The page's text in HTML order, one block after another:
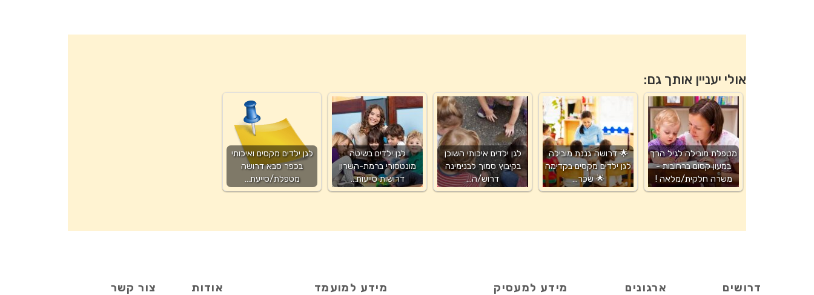
אולי יעניין אותך גם:
לגן ילדים מקסים ואיכותי
בכפר סבא דרושה
מטפלת/סייעת…
לגן ילדים בשיטה
מונטסורי ברמת-השרון
דרושות סייעות…
לגן ילדים איכותי השוכן
בקיבוץ סמוך לבנימינה
דרוש/ה…
🌟 דרושה גננת מובילה
לגן ילדים מקסים בקדימה
🌟 שכר…
מטפלת מובילה לגיל הרך
במעון קסום ברחובות -
משרה חלקית/מלאה !
דרושים ארגונים מידע למעסיק מידע למועמד אודות צור קשר